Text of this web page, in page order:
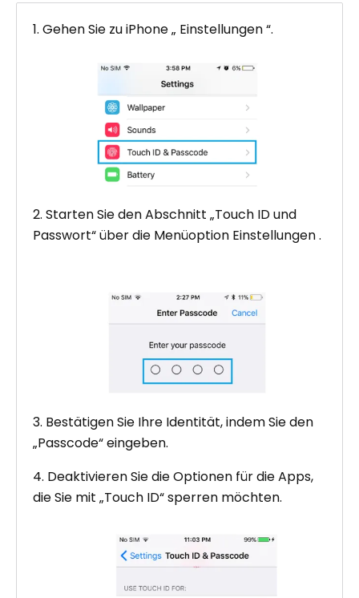
1. Gehen Sie zu iPhone „ Einstellungen “.
2. Starten Sie den Abschnitt „Touch ID und
Passwort“ über die Menüoption Einstellungen .
3. Bestätigen Sie Ihre Identität, indem Sie den
„Passcode“ eingeben.
4. Deaktivieren Sie die Optionen für die Apps,
die Sie mit „Touch ID“ sperren möchten.